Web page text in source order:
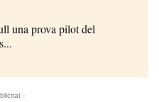
una prova pilot del
-